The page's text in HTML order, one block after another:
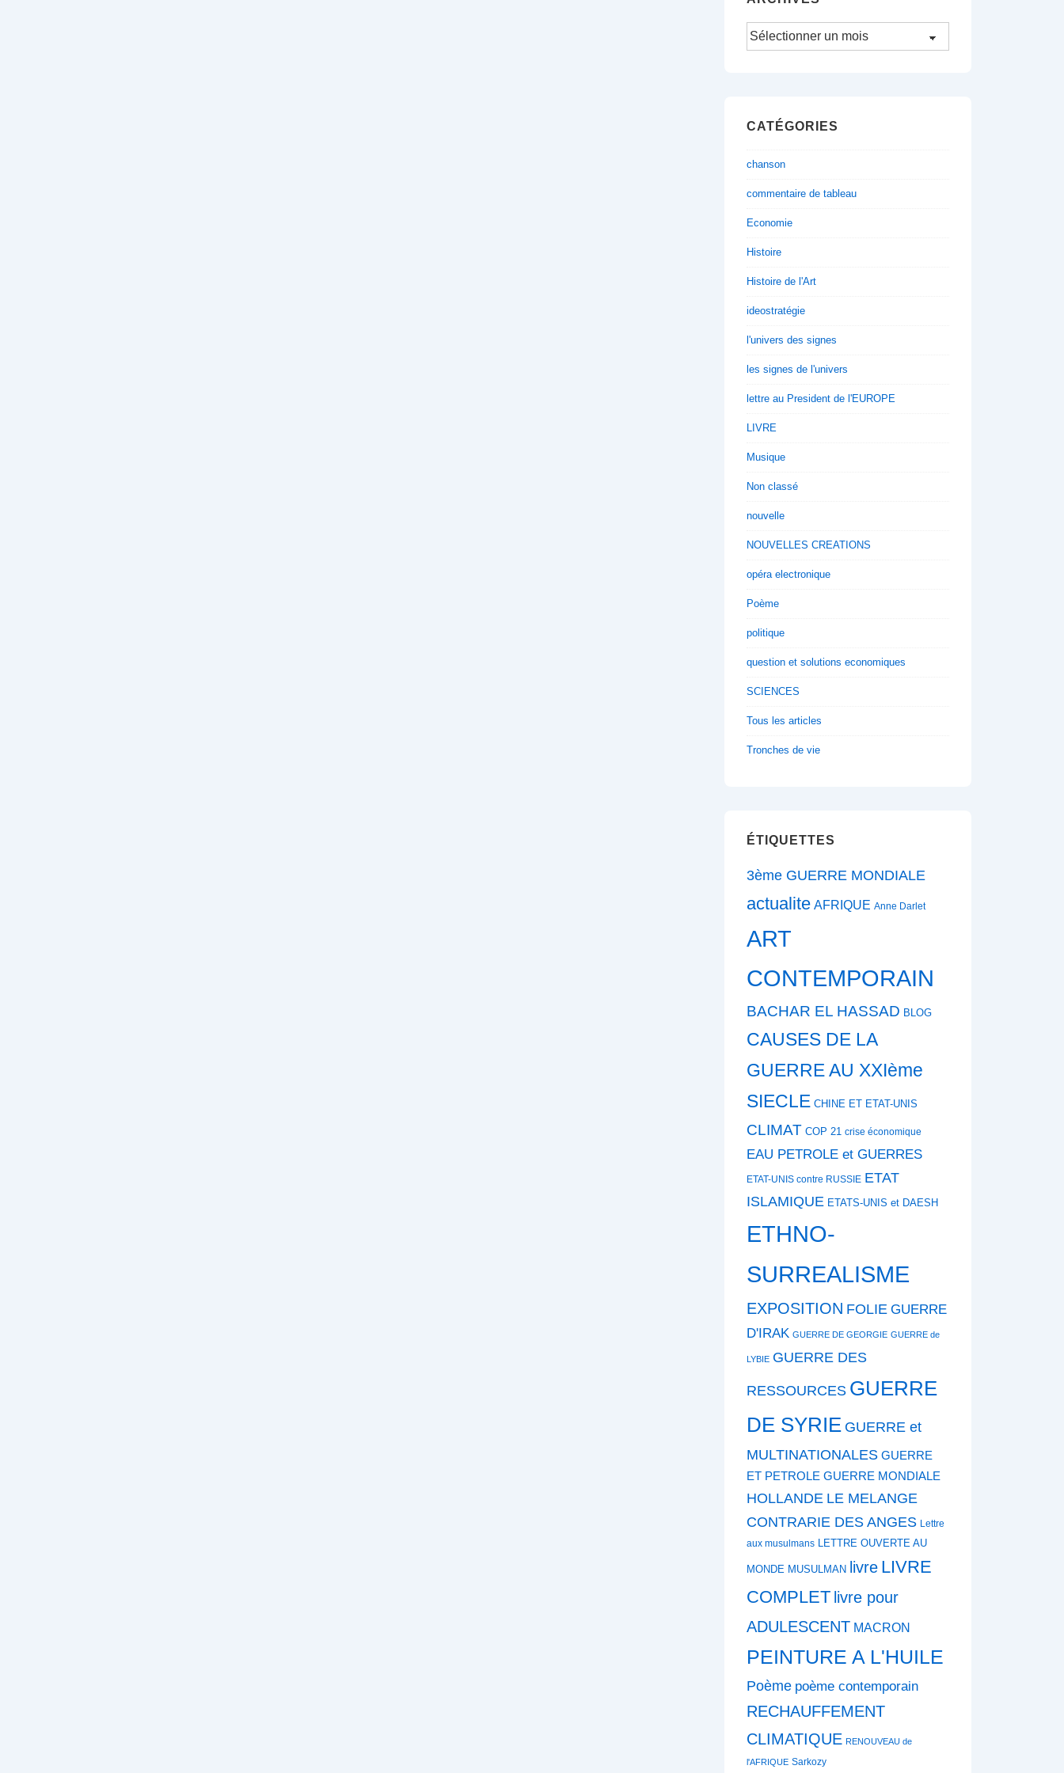
Archives
CATÉGORIES
chanson
commentaire de tableau
Economie
Histoire
Histoire de l'Art
ideostratégie
l'univers des signes
les signes de l'univers
lettre au President de l'EUROPE
LIVRE
Musique
Non classé
nouvelle
NOUVELLES CREATIONS
opéra electronique
Poème
politique
question et solutions economiques
SCIENCES
Tous les articles
Tronches de vie
ÉTIQUETTES
3ème GUERRE MONDIALE
actualite AFRIQUE Anne Darlet
ART
CONTEMPORAIN
BACHAR EL HASSAD BLOG
CAUSES DE LA
GUERRE AU XXIème
SIECLE CHINE ET ETAT-UNIS
CLIMAT COP 21 crise économique
EAU PETROLE et GUERRES
ETAT-UNIS contre RUSSIE ETAT
ISLAMIQUE ETATS-UNIS et DAESH
ETHNO-
SURREALISME
EXPOSITION FOLIE GUERRE
D'IRAK GUERRE DE GEORGIE GUERRE de
LYBIE GUERRE DES
RESSOURCES GUERRE
DE SYRIE GUERRE et
MULTINATIONALES GUERRE
ET PETROLE GUERRE MONDIALE
HOLLANDE LE MELANGE
CONTRARIE DES ANGES Lettre
aux musulmans LETTRE OUVERTE AU
MONDE MUSULMAN livre LIVRE
COMPLET livre pour
ADULESCENT MACRON
PEINTURE A L'HUILE
Poème poème contemporain
RECHAUFFEMENT
CLIMATIQUE RENOUVEAU de
l'AFRIQUE Sarkozy